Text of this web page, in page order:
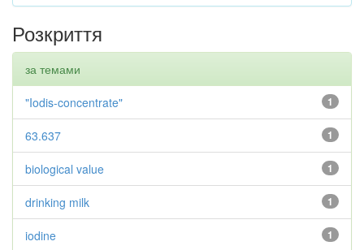
Розкриття
за темами
1
"Iodis-concentrate"
1
63.637
1
biological value
1
drinking milk
1
iodine